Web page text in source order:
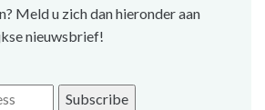
Meld u zich dan hieronder aan
nieuwsbrief!